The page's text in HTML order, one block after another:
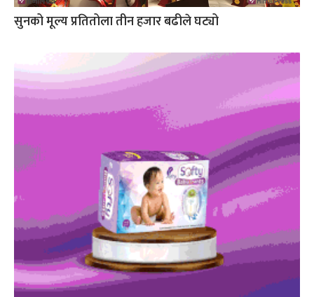
सुनको मूल्य प्रतितोला तीन हजार बढीले घट्यो